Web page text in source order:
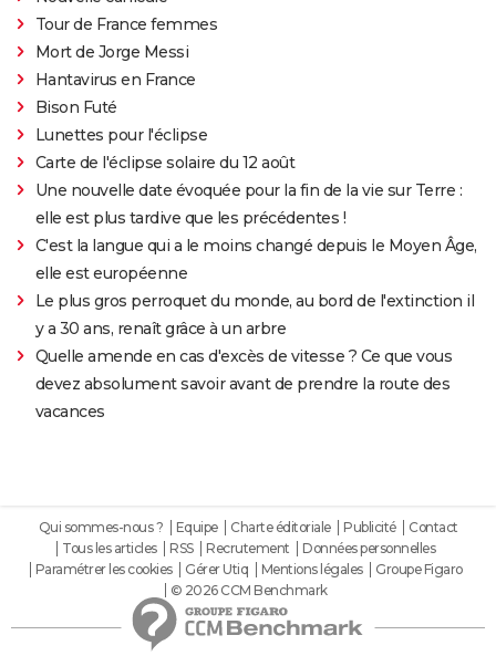
Tour de France femmes
Mort de Jorge Messi
Hantavirus en France
Bison Futé
Lunettes pour l'éclipse
Carte de l'éclipse solaire du 12 août
Une nouvelle date évoquée pour la fin de la vie sur Terre :
elle est plus tardive que les précédentes !
C'est la langue qui a le moins changé depuis le Moyen Âge,
elle est européenne
Le plus gros perroquet du monde, au bord de l'extinction il
y a 30 ans, renaît grâce à un arbre
Quelle amende en cas d'excès de vitesse ? Ce que vous
devez absolument savoir avant de prendre la route des
vacances
Qui sommes-nous ? Equipe Charte éditoriale Publicité
Contact
Tous les articles
RSS Recrutement
Données personnelles
Paramétrer les cookies
Gérer Utiq Mentions légales
Groupe Figaro
© 2026 CCM Benchmark